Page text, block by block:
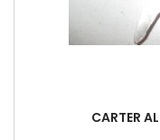
CARTER